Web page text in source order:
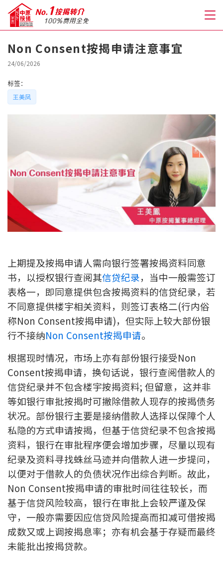
关于我们
格到至抵按揭
免费开户转介服务
私人贷款
优惠礼遇
中原按揭标签优惠
推荐齐齐友赏
按揭工具
按揭计算
转按计算
置业预算
供款年期计算
工商铺按揭计算
印花税计算
免费物业估价
下载中心
按揭全面睇
Non Consent按揭申请注意事宜
24/06/2026
标签：
王美凤
上期提及按揭申请人需向银行签署按揭资料同意
书，以授权银行查阅其信贷纪录，当中一般需签订
表格一，即同意提供包含按揭资料的信贷纪录，若
不同意提供楼宇相关资料，则签订表格二(行内俗
称Non Consent按揭申请)，但实际上较大部份银
行不接纳Non Consent按揭申请。
根据现时情况，市场上亦有部份银行接受Non
Consent按揭申请，换句话说，银行查阅借款人的
信贷纪录并不包含楼宇按揭资料; 但留意，这并非
等如银行审批按揭时可撇除借款人现存的按揭债务
状况。部份银行主要是接纳借款人选择以保障个人
私隐的方式申请按揭，但基于信贷纪录不包含按揭
资料，银行在审批程序便会增加步骤，尽量以现有
纪录及资料寻找蛛丝马迹并向借款人进一步提问，
以便对于借款人的负债状况作出综合判断。故此，
Non Consent按揭申请的审批时间往往较长，而
基于信贷风险较高，银行在审批上会较严谨及保
守，一般亦需要因应信贷风险提高而扣减可借按揭
成数又或上调按揭息率；亦有机会基于存疑而最终
未能批出按揭贷款。